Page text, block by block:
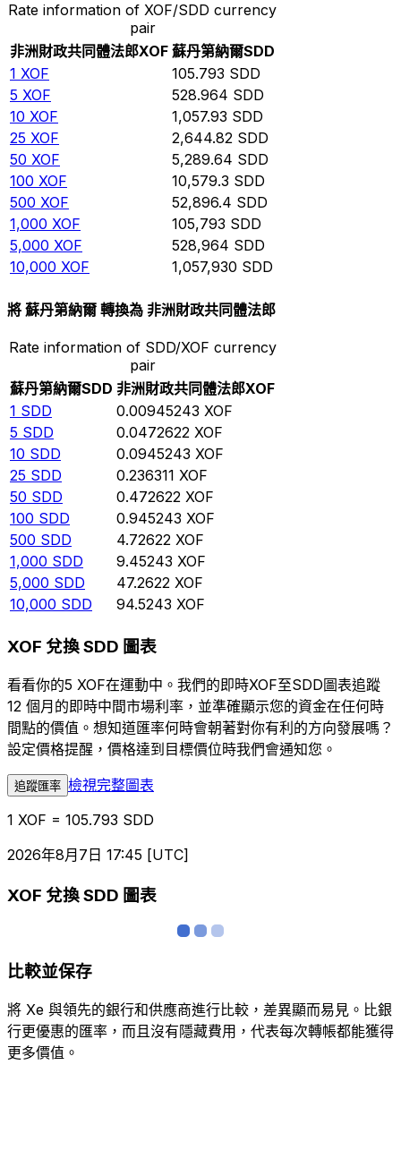
Rate information of XOF/SDD currency
pair
非洲財政共同體法郎XOF 蘇丹第納爾SDD
1 XOF 105.793 SDD
5 XOF 528.964 SDD
10 XOF 1,057.93 SDD
25 XOF 2,644.82 SDD
50 XOF 5,289.64 SDD
100 XOF 10,579.3 SDD
500 XOF 52,896.4 SDD
1,000 XOF 105,793 SDD
5,000 XOF 528,964 SDD
10,000 XOF 1,057,930 SDD
將 蘇丹第納爾 轉換為 非洲財政共同體法郎
Rate information of SDD/XOF currency
pair
蘇丹第納爾SDD 非洲財政共同體法郎XOF
1 SDD 0.00945243 XOF
5 SDD 0.0472622 XOF
10 SDD 0.0945243 XOF
25 SDD 0.236311 XOF
50 SDD 0.472622 XOF
100 SDD 0.945243 XOF
500 SDD 4.72622 XOF
1,000 SDD 9.45243 XOF
5,000 SDD 47.2622 XOF
10,000 SDD 94.5243 XOF
XOF 兌換 SDD 圖表
看看你的5 XOF在運動中。我們的即時XOF至SDD圖表追蹤
12 個月的即時中間市場利率，並準確顯示您的資金在任何時
間點的價值。想知道匯率何時會朝著對你有利的方向發展嗎？
設定價格提醒，價格達到目標價位時我們會通知您。
追蹤匯率 檢視完整圖表
1 XOF = 105.793 SDD
2026年8月7日 17:45 [UTC]
XOF 兌換 SDD 圖表
比較並保存
將 Xe 與領先的銀行和供應商進行比較，差異顯而易見。比銀
行更優惠的匯率，而且沒有隱藏費用，代表每次轉帳都能獲得
更多價值。